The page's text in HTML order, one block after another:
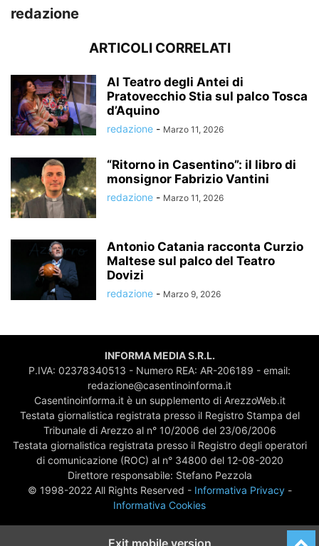
redazione
ARTICOLI CORRELATI
Al Teatro degli Antei di
Pratovecchio Stia sul palco Tosca
d’Aquino
redazione - Marzo 11, 2026
“Ritorno in Casentino”: il libro di
monsignor Fabrizio Vantini
redazione - Marzo 11, 2026
Antonio Catania racconta Curzio
Maltese sul palco del Teatro
Dovizi
redazione - Marzo 9, 2026
INFORMA MEDIA S.R.L.
P.IVA: 02378340513 - Numero REA: AR-206189 - email:
redazione@casentinoinforma.it
Casentinoinforma.it è un supplemento di ArezzoWeb.it
Testata giornalistica registrata presso il Registro Stampa del
Tribunale di Arezzo al n° 10/2006 del 23/06/2006
Testata giornalistica registrata presso il Registro degli operatori
di comunicazione (ROC) al n° 34800 del 12-08-2020
Direttore responsabile: Stefano Pezzola
© 1998-2022 All Rights Reserved - Informativa Privacy-
Informativa Cookies
Exit mobile version